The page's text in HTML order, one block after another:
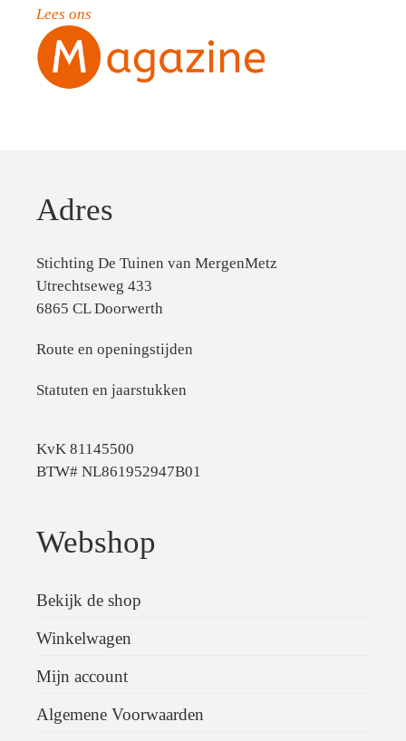
Lees ons
Adres
Stichting De Tuinen van MergenMetz
Utrechtseweg 433
6865 CL Doorwerth
Route en openingstijden
Statuten en jaarstukken
KvK 81145500
BTW# NL861952947B01
Webshop
Bekijk de shop
Winkelwagen
Mijn account
Algemene Voorwaarden